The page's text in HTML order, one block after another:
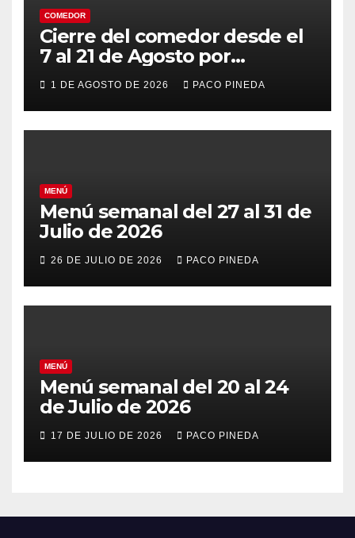
COMEDOR
Cierre del comedor desde el
7 al 21 de Agosto por
vacaciones
1 DE AGOSTO DE 2026 PACO PINEDA
MENÚ
Menú semanal del 27 al 31 de
Julio de 2026
26 DE JULIO DE 2026 PACO PINEDA
MENÚ
Menú semanal del 20 al 24
de Julio de 2026
17 DE JULIO DE 2026 PACO PINEDA